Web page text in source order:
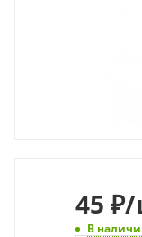
45 ₽/
В